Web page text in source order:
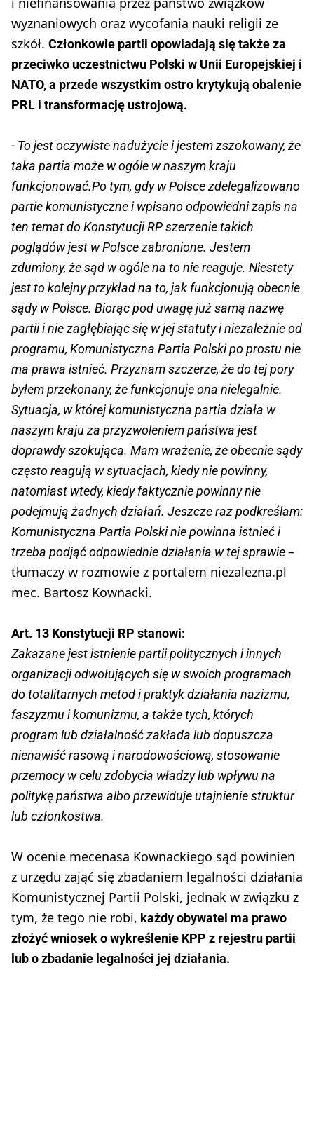
wyznaniowych oraz wycofania nauki religii ze
szkół. Członkowie partii opowiadają się także za
przeciwko uczestnictwu Polski w Unii Europejskiej i
NATO, a przede wszystkim ostro krytykują obalenie
PRL i transformację ustrojową.
- To jest oczywiste nadużycie i jestem zszokowany, że
taka partia może w ogóle w naszym kraju
funkcjonować.Po tym, gdy w Polsce zdelegalizowano
partie komunistyczne i wpisano odpowiedni zapis na
ten temat do Konstytucji RP szerzenie takich
poglądów jest w Polsce zabronione. Jestem
zdumiony, że sąd w ogóle na to nie reaguje. Niestety
jest to kolejny przykład na to, jak funkcjonują obecnie
sądy w Polsce. Biorąc pod uwagę już samą nazwę
partii i nie zagłębiając się w jej statuty i niezależnie od
programu, Komunistyczna Partia Polski po prostu nie
ma prawa istnieć. Przyznam szczerze, że do tej pory
byłem przekonany, że funkcjonuje ona nielegalnie.
Sytuacja, w której komunistyczna partia działa w
naszym kraju za przyzwoleniem państwa jest
doprawdy szokująca. Mam wrażenie, że obecnie sądy
często reagują w sytuacjach, kiedy nie powinny,
natomiast wtedy, kiedy faktycznie powinny nie
podejmują żadnych działań. Jeszcze raz podkreślam:
Komunistyczna Partia Polski nie powinna istnieć i
trzeba podjąć odpowiednie działania w tej sprawie–
tłumaczy w rozmowie z portalem niezalezna.pl
mec. Bartosz Kownacki.
Art. 13 Konstytucji RP stanowi:
Zakazane jest istnienie partii politycznych i innych
organizacji odwołujących się w swoich programach
do totalitarnych metod i praktyk działania nazizmu,
faszyzmu i komunizmu, a także tych, których
program lub działalność zakłada lub dopuszcza
nienawiść rasową i narodowościową, stosowanie
przemocy w celu zdobycia władzy lub wpływu na
politykę państwa albo przewiduje utajnienie struktur
lub członkostwa.
W ocenie mecenasa Kownackiego sąd powinien
z urzędu zająć się zbadaniem legalności działania
Komunistycznej Partii Polski, jednak w związku z
tym, że tego nie robi, każdy obywatel ma prawo
złożyć wniosek o wykreślenie KPP z rejestru partii
lub o zbadanie legalności jej działania.